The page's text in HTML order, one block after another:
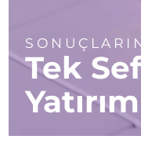
Tek
Yatırım